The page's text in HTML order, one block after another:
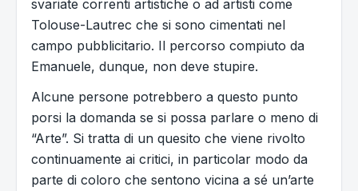
svariate correnti artistiche o ad artisti come
Tolouse-Lautrec che si sono cimentati nel
campo pubblicitario. Il percorso compiuto da
Emanuele, dunque, non deve stupire.
Alcune persone potrebbero a questo punto
porsi la domanda se si possa parlare o meno di
“Arte”. Si tratta di un quesito che viene rivolto
continuamente ai critici, in particolar modo da
parte di coloro che sentono vicina a sé un’arte